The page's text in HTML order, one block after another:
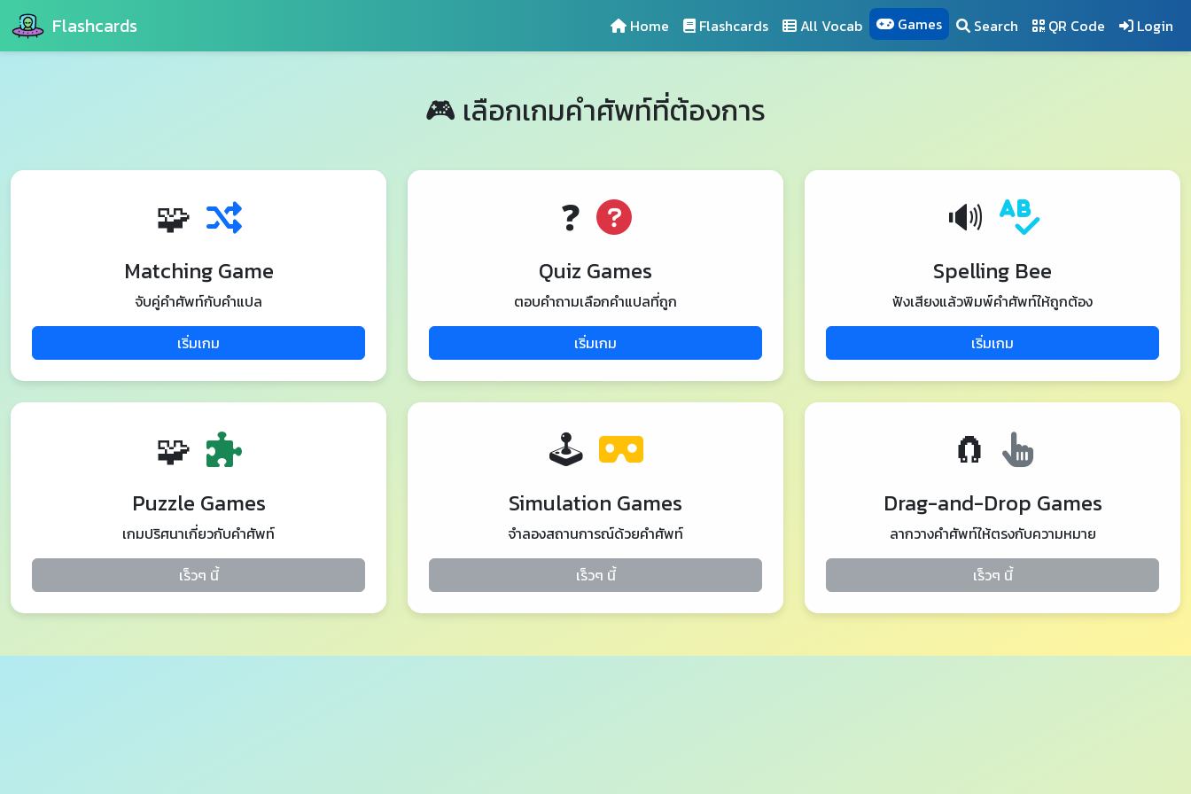
Flashcards Home Flashcards All Vocab Games Search QR Code Login
🎮 เลือกเกมคำศัพท์ที่ต้องการ
🧩
Matching Game
จับคู่คำศัพท์กับคำแปล
เริ่มเกม
❓
Quiz Games
ตอบคำถามเลือกคำแปลที่ถูก
เริ่มเกม
🔊
Spelling Bee
ฟังเสียงแล้วพิมพ์คำศัพท์ให้ถูกต้อง
เริ่มเกม
🧩
Puzzle Games
เกมปริศนาเกี่ยวกับคำศัพท์
เร็วๆ นี้
🕹️
Simulation Games
จำลองสถานการณ์ด้วยคำศัพท์
เร็วๆ นี้
🧲
Drag-and-Drop Games
ลากวางคำศัพท์ให้ตรงกับความหมาย
เร็วๆ นี้